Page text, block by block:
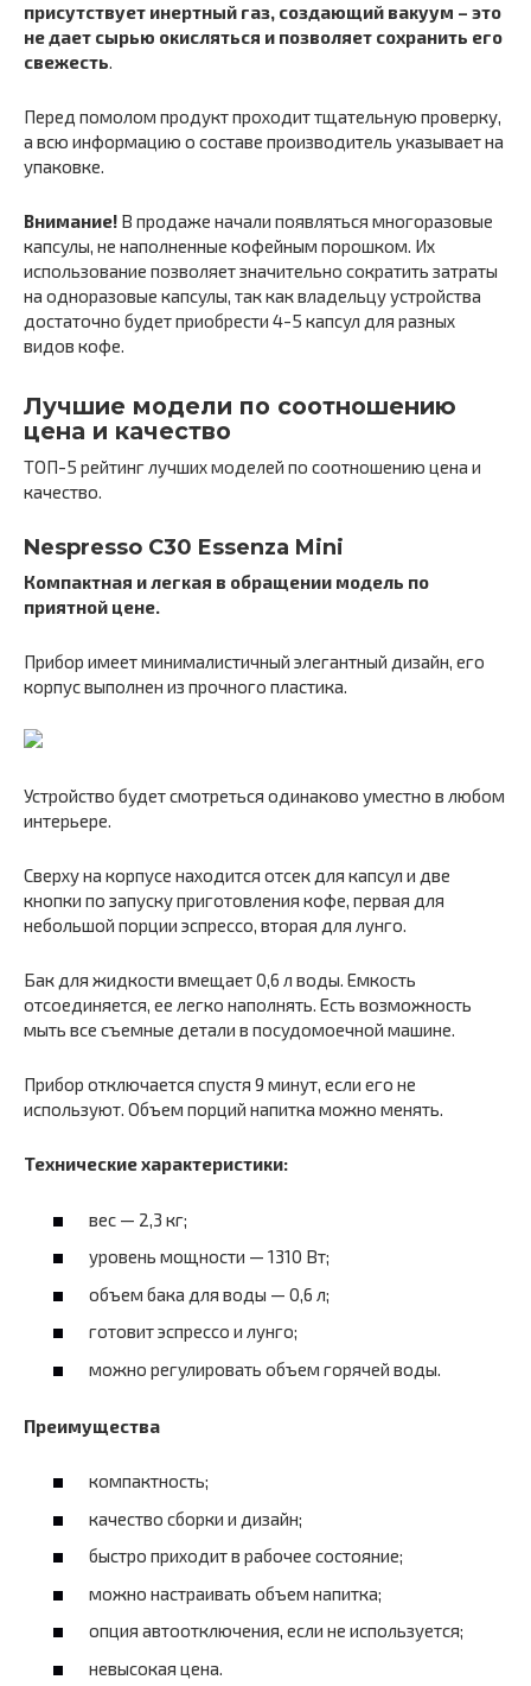
присутствует инертный газ, создающий вакуум – это
не дает сырью окисляться и позволяет сохранить его
свежесть.
Перед помолом продукт проходит тщательную проверку,
а всю информацию о составе производитель указывает на
упаковке.
Внимание! В продаже начали появляться многоразовые
капсулы, не наполненные кофейным порошком. Их
использование позволяет значительно сократить затраты
на одноразовые капсулы, так как владельцу устройства
достаточно будет приобрести 4-5 капсул для разных
видов кофе.
Лучшие модели по соотношению
цена и качество
ТОП-5 рейтинг лучших моделей по соотношению цена и
качество.
Nespresso C30 Essenza Mini
Компактная и легкая в обращении модель по
приятной цене.
Прибор имеет минималистичный элегантный дизайн, его
корпус выполнен из прочного пластика.
Устройство будет смотреться одинаково уместно в любом
интерьере.
Сверху на корпусе находится отсек для капсул и две
кнопки по запуску приготовления кофе, первая для
небольшой порции эспрессо, вторая для лунго.
Бак для жидкости вмещает 0,6 л воды. Емкость
отсоединяется, ее легко наполнять. Есть возможность
мыть все съемные детали в посудомоечной машине.
Прибор отключается спустя 9 минут, если его не
используют. Объем порций напитка можно менять.
Технические характеристики:
вес — 2,3 кг;
уровень мощности — 1310 Вт;
объем бака для воды — 0,6 л;
готовит эспрессо и лунго;
можно регулировать объем горячей воды.
Преимущества
компактность;
качество сборки и дизайн;
быстро приходит в рабочее состояние;
можно настраивать объем напитка;
опция автоотключения, если не используется;
невысокая цена.